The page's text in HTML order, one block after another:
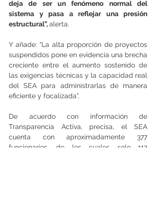
deja de ser un fenómeno normal del
sistema y pasa a reflejar una presión
estructural”, alerta.
Y añade: “La alta proporción de proyectos
suspendidos pone en evidencia una brecha
creciente entre el aumento sostenido de
las exigencias técnicas y la capacidad real
del SEA para administrarlas de manera
eficiente y focalizada”.
De acuerdo con información de
Transparencia Activa, precisa, el SEA
cuenta con aproximadamente 377
funcionarios, de los cuales solo 112